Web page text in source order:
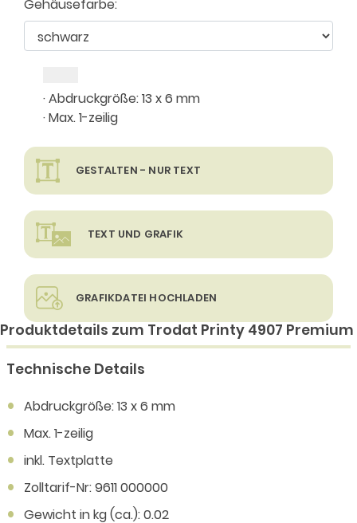
Gehäusefarbe:
· Abdruckgröße: 13 x 6 mm
· Max. 1-zeilig
GESTALTEN - NUR TEXT
TEXT UND GRAFIK
GRAFIKDATEI HOCHLADEN
Produktdetails zum Trodat Printy 4907 Premium
Technische Details
Abdruckgröße: 13 x 6 mm
Max. 1-zeilig
inkl. Textplatte
Zolltarif-Nr: 9611 000000
Gewicht in kg (ca.): 0.02